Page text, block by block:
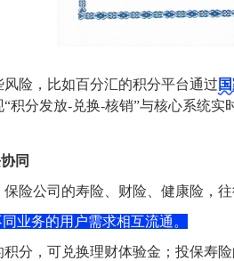
险，比如百分汇的积分平台通过
积分发放-兑换-核销”与核心系统实
同
险公司的寿险、财险、健康险，往
业务的用户需求相互流通。
分，可兑换理财体验金；投保寿